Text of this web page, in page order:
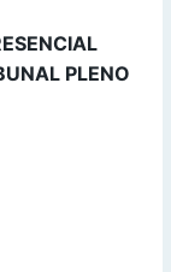
PLENO